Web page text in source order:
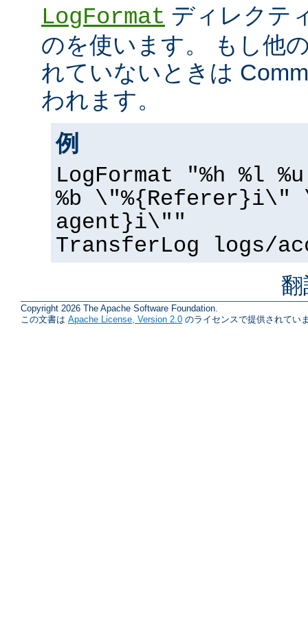
LogFormat ディレクテ
のを使います。 もし他
れていないときは
われます。
例
LogFormat "%h %l
%b \"%{Referer}i\"
agent}i\""
TransferLog logs/
Copyright 2026 The Apache Software Foundation.
この文書は Apache License, Version 2.0 のライセンスで提供されてい